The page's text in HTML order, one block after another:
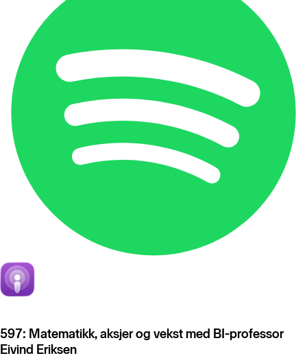
597: Matematikk, aksjer og vekst med BI-professor
Eivind Eriksen